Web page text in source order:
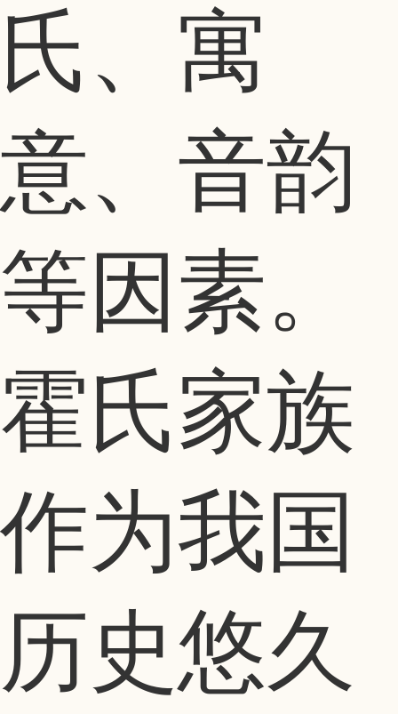
氏、寓
意、音韵
等因素。
霍氏家族
作为我国
历史悠久